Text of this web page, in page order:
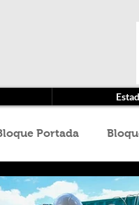
Portada
González Cruz